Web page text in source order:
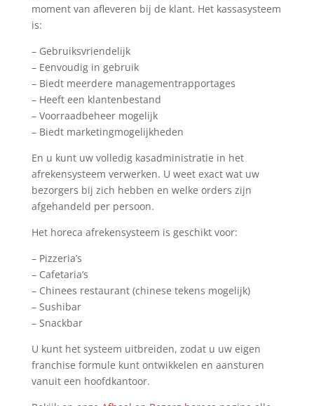
moment van afleveren bij de klant. Het kassasysteem
is:
– Gebruiksvriendelijk
– Eenvoudig in gebruik
– Biedt meerdere managementrapportages
– Heeft een klantenbestand
– Voorraadbeheer mogelijk
– Biedt marketingmogelijkheden
En u kunt uw volledig kasadministratie in het
afrekensysteem verwerken. U weet exact wat uw
bezorgers bij zich hebben en welke orders zijn
afgehandeld per persoon.
Het horeca afrekensysteem is geschikt voor:
– Pizzeria’s
– Cafetaria’s
– Chinees restaurant (chinese tekens mogelijk)
– Sushibar
– Snackbar
U kunt het systeem uitbreiden, zodat u uw eigen
franchise formule kunt ontwikkelen en aansturen
vanuit een hoofdkantoor.